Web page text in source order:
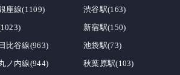
座線(1109)
比谷線(963)
ノ内線(944)
渋谷駅(163)
新宿駅(150)
池袋駅(73)
秋葉原駅(103)